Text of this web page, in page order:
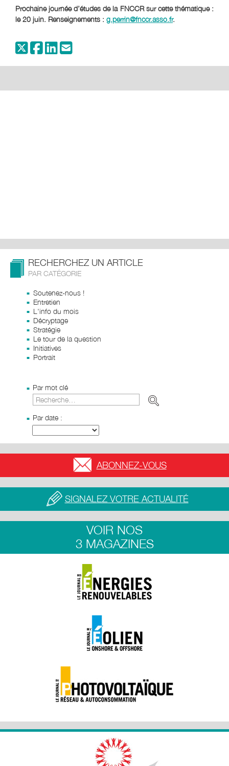
Prochaine journée d’études de la FNCCR sur cette thématique :
le 20 juin. Renseignements : g.perrin@fnccr.asso.fr.
RECHERCHEZ UN ARTICLE
PAR CATÉGORIE
Soutenez-nous !
Entretien
L'info du mois
Décryptage
Stratégie
Le tour de la question
Initiatives
Portrait
Par mot clé
Par date :
ABONNEZ-VOUS
SIGNALEZ VOTRE ACTUALITÉ
VOIR NOS
3 MAGAZINES